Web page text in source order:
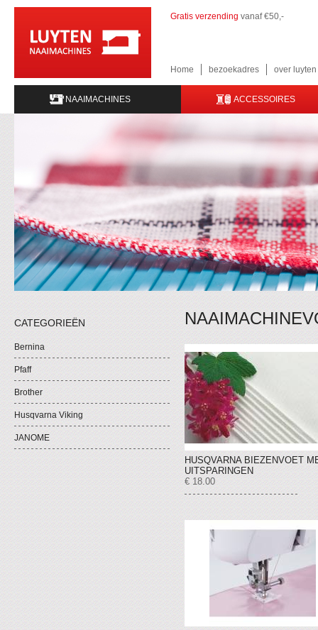
Gratis verzending vanaf €50,-
Home bezoekadres over
NAAIMACHINES ACCESSOIRES
CATEGORIEËN
Bernina
Pfaff
Brother
Husqvarna Viking
JANOME
HUSQVARNA BIEZENVOET
UITSPARINGEN
€ 18.00